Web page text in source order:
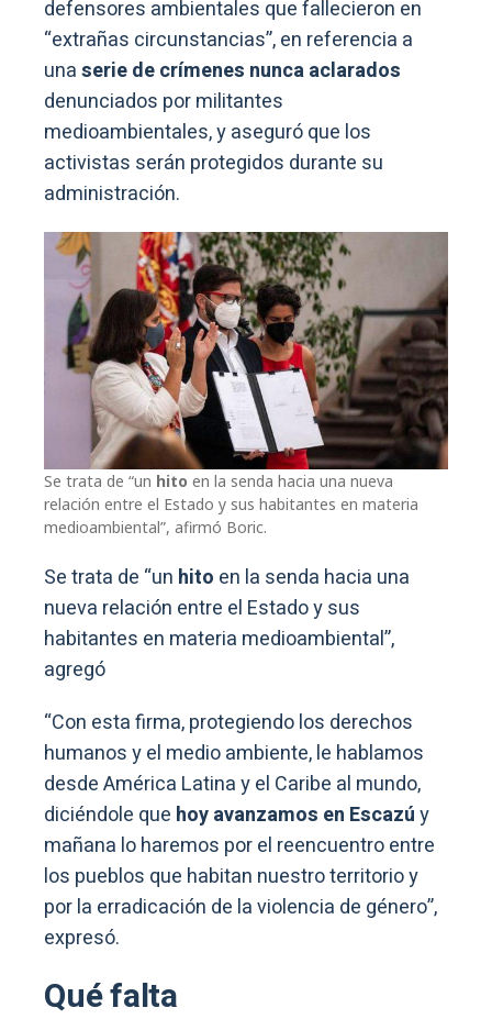
defensores ambientales que fallecieron en
“extrañas circunstancias”, en referencia a
unaserie de crímenes nunca aclarados
denunciados por militantes
medioambientales, y aseguró que los
activistas serán protegidos durante su
administración.
Se trata de “un hito en la senda hacia una nueva
relación entre el Estado y sus habitantes en materia
medioambiental”, afirmó Boric.
Se trata de “un hito en la senda hacia una
nueva relación entre el Estado y sus
habitantes en materia medioambiental”,
agregó
“Con esta firma, protegiendo los derechos
humanos y el medio ambiente, le hablamos
desde América Latina y el Caribe al mundo,
diciéndole que hoy avanzamos en Escazúy
mañana lo haremos por el reencuentro entre
los pueblos que habitan nuestro territorio y
por la erradicación de la violencia de género”,
expresó.
Qué falta